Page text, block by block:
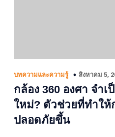
บทความและความรู้ สิงหาคม 5,
กล้อง 360 องศา จำ
ใหม่? ตัวช่วยที่ทำให้
ปลอดภัยขึ้น